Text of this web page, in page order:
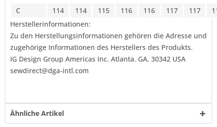
C
114 114 115 116 116 117 117
Herstellerinformationen:
Zu den Herstellungsinformationen gehören die Adresse und
zugehörige Informationen des Herstellers des Produkts.
IG Design Group Americas Inc. Atlanta. GA. 30342 USA
sewdirect@dga-intl.com
Ähnliche Artikel